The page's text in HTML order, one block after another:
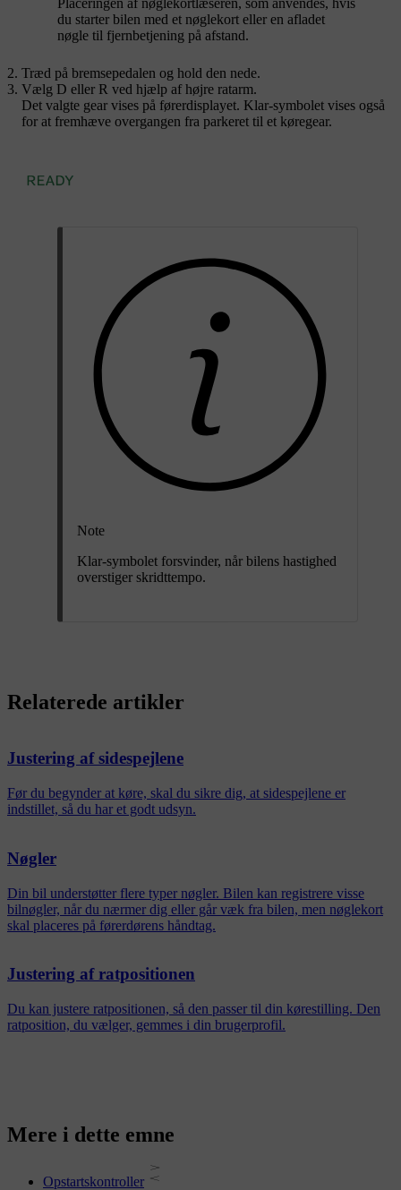
du starter bilen med et nøglekort eller en afladet
nøgle til fjernbetjening på afstand.
Træd på bremsepedalen og hold den nede.
Vælg D eller R ved hjælp af højre ratarm.
Det valgte gear vises på førerdisplayet. Klar-symbolet vises også
for at fremhæve overgangen fra parkeret til et køregear.
Note
Klar-symbolet forsvinder, når bilens hastighed
overstiger skridttempo.
Relaterede artikler
Justering af sidespejlene
Før du begynder at køre, skal du sikre dig, at sidespejlene er
indstillet, så du har et godt udsyn.
Nøgler
Din bil understøtter flere typer nøgler. Bilen kan registrere visse
bilnøgler, når du nærmer dig eller går væk fra bilen, men nøglekort
skal placeres på førerdørens håndtag.
Justering af ratpositionen
Du kan justere ratpositionen, så den passer til din kørestilling. Den
ratposition, du vælger, gemmes i din brugerprofil.
Mere i dette emne
Opstartskontroller